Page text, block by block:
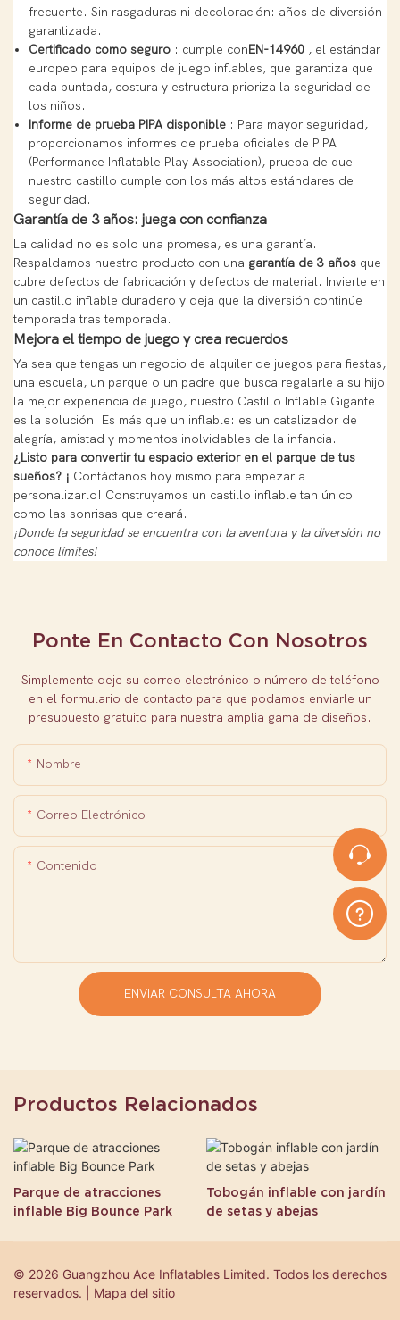
frecuente. Sin rasgaduras ni decoloración: años de diversión
garantizada.
Certificado como seguro: cumple conEN-14960, el estándar
europeo para equipos de juego inflables, que garantiza que
cada puntada, costura y estructura prioriza la seguridad de
los niños.
Informe de prueba PIPA disponible: Para mayor seguridad,
proporcionamos informes de prueba oficiales de PIPA
(Performance Inflatable Play Association), prueba de que
nuestro castillo cumple con los más altos estándares de
seguridad.
Garantía de 3 años: juega con confianza
La calidad no es solo una promesa, es una garantía.
Respaldamos nuestro producto con una garantía de 3 años que
cubre defectos de fabricación y defectos de material. Invierte en
un castillo inflable duradero y deja que la diversión continúe
temporada tras temporada.
Mejora el tiempo de juego y crea recuerdos
Ya sea que tengas un negocio de alquiler de juegos para fiestas,
una escuela, un parque o un padre que busca regalarle a su hijo
la mejor experiencia de juego, nuestro Castillo Inflable Gigante
es la solución. Es más que un inflable: es un catalizador de
alegría, amistad y momentos inolvidables de la infancia.
¿Listo para convertir tu espacio exterior en el parque de tus
sueños? ¡ Contáctanos hoy mismo para empezar a
personalizarlo! Construyamos un castillo inflable tan único
como las sonrisas que creará.
¡Donde la seguridad se encuentra con la aventura y la diversión no
conoce límites!
Ponte En Contacto Con Nosotros
Simplemente deje su correo electrónico o número de teléfono
en el formulario de contacto para que podamos enviarle un
presupuesto gratuito para nuestra amplia gama de diseños.
Nombre
Correo Electrónico
Contenido
ENVIAR CONSULTA AHORA
Productos Relacionados
Parque de atracciones
inflable Big Bounce Park
Tobogán inflable con jardín
de setas y abejas
© 2026 Guangzhou Ace Inflatables Limited. Todos los derechos
reservados. | Mapa del sitio